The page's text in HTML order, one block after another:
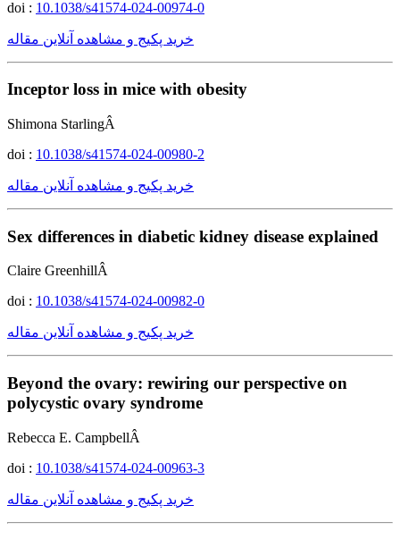
doi : 10.1038/s41574-024-00974-0
خرید پکیج و مشاهده آنلاین مقاله
Inceptor loss in mice with obesity
Shimona StarlingÂ
doi : 10.1038/s41574-024-00980-2
خرید پکیج و مشاهده آنلاین مقاله
Sex differences in diabetic kidney disease explained
Claire GreenhillÂ
doi : 10.1038/s41574-024-00982-0
خرید پکیج و مشاهده آنلاین مقاله
Beyond the ovary: rewiring our perspective on
polycystic ovary syndrome
Rebecca E. CampbellÂ
doi : 10.1038/s41574-024-00963-3
خرید پکیج و مشاهده آنلاین مقاله